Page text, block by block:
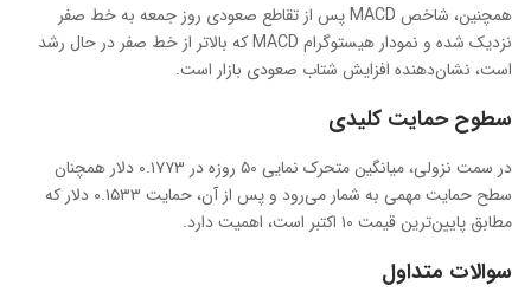
همچنین، شاخص MACD پس از تقاطع صعودی روز جمعه به خط صفر
نزدیک شده و نمودار هیستوگرام MACD که بالاتر از خط صفر در حال رشد
است، نشان‌دهنده افزایش شتاب صعودی بازار است.
سطوح حمایت کلیدی
در سمت نزولی، میانگین متحرک نمایی ۵۰ روزه در ۰.۱۷۷۳ دلار همچنان
سطح حمایت مهمی به شمار می‌رود و پس از آن، حمایت ۰.۱۵۳۳ دلار که
مطابق پایین‌ترین قیمت ۱۰ اکتبر است، اهمیت دارد.
سوالات متداول